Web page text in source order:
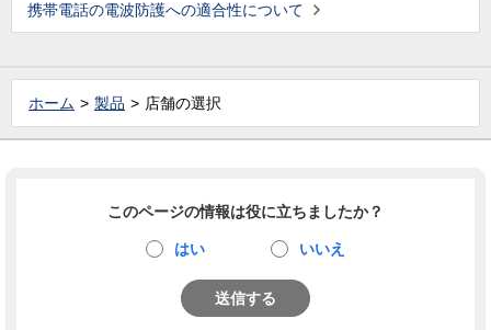
携帯電話の電波防護への適合性について
ホーム 製品 店舗の選択
このページの情報は役に立ちましたか？
はい いいえ
送信する